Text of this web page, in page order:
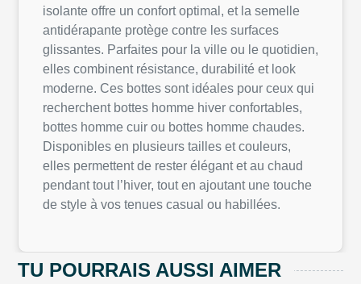
isolante offre un confort optimal, et la semelle
antidérapante protège contre les surfaces
glissantes. Parfaites pour la ville ou le quotidien,
elles combinent résistance, durabilité et look
moderne. Ces bottes sont idéales pour ceux qui
recherchent bottes homme hiver confortables,
bottes homme cuir ou bottes homme chaudes.
Disponibles en plusieurs tailles et couleurs,
elles permettent de rester élégant et au chaud
pendant tout l’hiver, tout en ajoutant une touche
de style à vos tenues casual ou habillées.
TU POURRAIS AUSSI AIMER